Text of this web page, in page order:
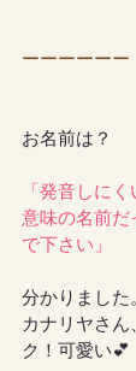
ーーーーーー
お名前は？
「発音しに
意味の名前だ
で下さい」
分かりました。
カナリヤさ
ク！可愛い💕